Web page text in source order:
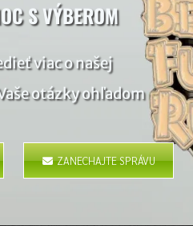
S VÝBEROM
viac o našej
otázky ohľadom
ZANECHAJTE SPRÁVU